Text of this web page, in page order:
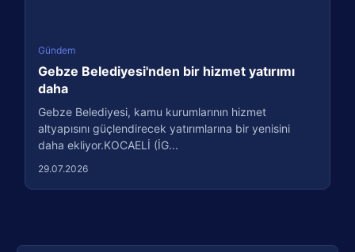
Gündem
Gebze Belediyesi'nden bir hizmet yatırımı
daha
Gebze Belediyesi, kamu kurumlarının hizmet
altyapısını güçlendirecek yatırımlarına bir yenisini
daha ekliyor.KOCAELİ (İG...
29.07.2026